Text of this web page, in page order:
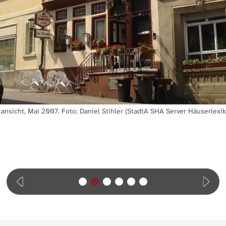
Mai 2007. Foto: Daniel Stihler (StadtA SHA Server